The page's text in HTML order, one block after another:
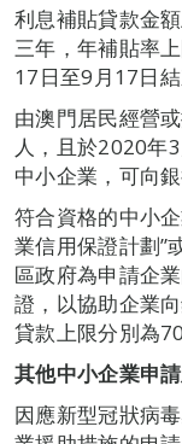
利息補貼貸款金
三年，年補貼率
17日至9月17日結
由澳門居民經營
人，且於2020年
中小企業，可向
符合資格的中小
業信用保證計劃”
區政府為申請企
證，以協助企業
貸款上限分別為
其他中小企業申
因應新型冠狀病